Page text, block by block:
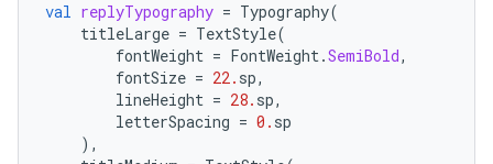
val replyTypography = Typography(
titleLarge = TextStyle(
fontWeight = FontWeight.SemiBold,
fontSize = 22. sp,
lineHeight = 28. sp,
letterSpacing = 0. sp
),